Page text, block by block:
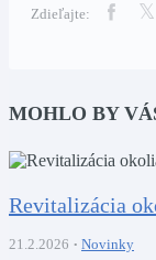
Zdieľajte:
MOHLO BY
Revitalizácia
21.2.2026 Novinky